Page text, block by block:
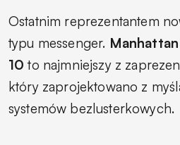
Ostatnim reprezentantem
typu messenger.
10 to najmniejszy z
który zaprojektowano z
systemów bezlusterkowych.